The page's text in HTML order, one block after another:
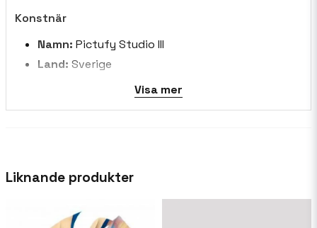
Konstnär
Namn: Pictufy Studio III
Land: Sverige
Pictufy Studio III är en innovativ
konstnärlig satsning, fånga livets väsen genom
surrealistiska kompositioner och naturlig lugn.
Från tjusningen av höga kontraster till fridfulla
kustlandskap, varje verk återspeglar en resa
genom texturer och former. Med en blandning
Visa mer
Liknande produkter